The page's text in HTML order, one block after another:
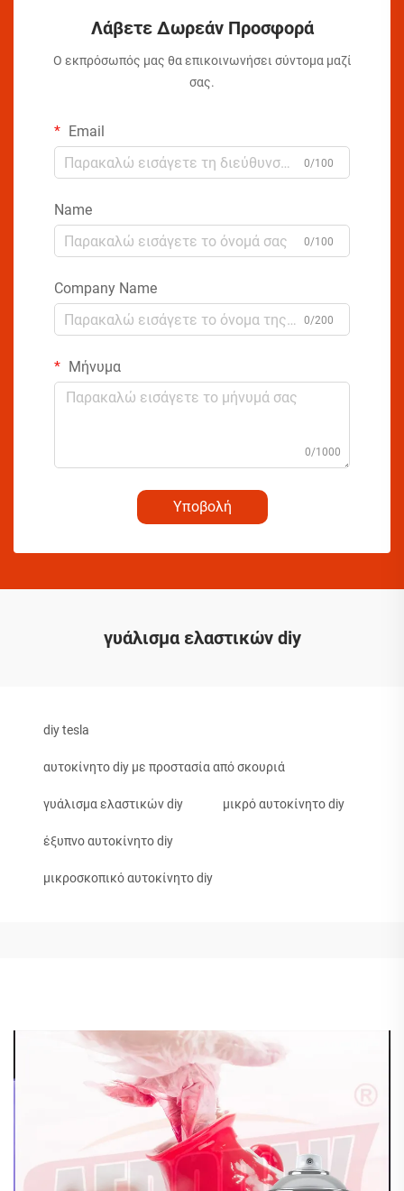
Λάβετε Δωρεάν Προσφορά
Ο εκπρόσωπός μας θα επικοινωνήσει σύντομα μαζί
σας.
Email
0/100
Name
0/100
Company Name
0/200
Μήνυμα
0/1000
Υποβολή
γυάλισμα ελαστικών diy
diy tesla
αυτοκίνητο diy με προστασία από σκουριά
γυάλισμα ελαστικών diy μικρό αυτοκίνητο diy
έξυπνο αυτοκίνητο diy
μικροσκοπικό αυτοκίνητο diy